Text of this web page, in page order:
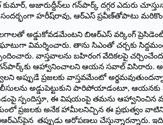
‌కుమార్‌, అజారుద్దీన్‌లు గన్‌పార్క్ ‌దగ్గర ఎదురు
హరీష్‌రావు, ఆర్‌ఎస్‌ ‌ప్రవీణ్‌తోపాటు
అడ్డుకోవడమేంటని బిఆర్‌ఎస్‌ ‌వర్కింగ్ ‌ప్రెసిడెంట్‌
విమర్శించారు. తాను సిఎంతో చర్చకు
వాస్తవాలను బహిరంగ వేదికలపై
ఆహ్వానించాలని ఆయన సవాల్‌ ‌విసిరారు.
అప్పుడే ప్రజలకు వాస్తవమేంటో
పోలీసులను అడ్డుపెట్టుకుని పారిపోయాడంటూ,
స్పందిస్తూ, ఈ విషయంపై తమను ఆహ్వానించిన
ప్రజలకు అనేక హామీలనిచ్చిన ఈ ప్రభుత్వం
బిఆర్‌ఎస్‌పైన తప్పుడు ఆరోపణలు